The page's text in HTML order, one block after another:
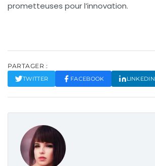
prometteuses pour l’innovation.
PARTAGER :
TWITTER FACEBOOK LINKEDIN